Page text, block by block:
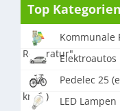
Top Kategorien
Kommunale
Reparatur"Elektroautos
Pedelec 25
km/h)
LED